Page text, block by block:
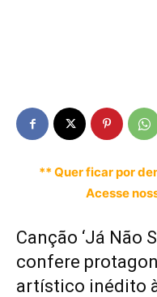
** Quer ficar por
Acesse
Canção ‘Já Não
confere
artístico inédito